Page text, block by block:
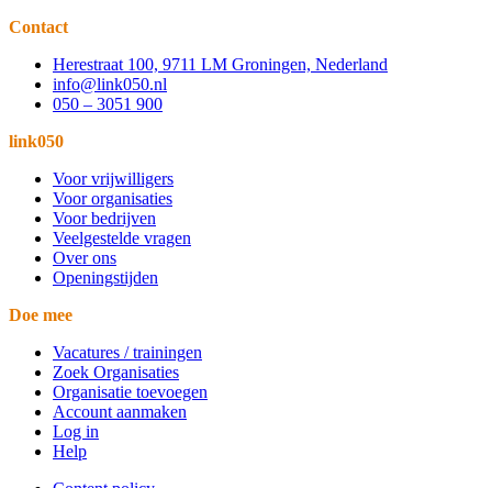
Contact
Herestraat 100, 9711 LM Groningen, Nederland
info@link050.nl
050 – 3051 900
link050
Voor vrijwilligers
Voor organisaties
Voor bedrijven
Veelgestelde vragen
Over ons
Openingstijden
Doe mee
Vacatures / trainingen
Zoek Organisaties
Organisatie toevoegen
Account aanmaken
Log in
Help